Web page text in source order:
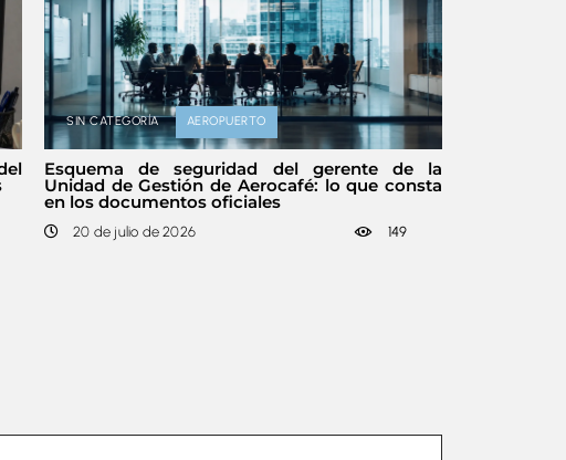
SIN CATEGORÍA AEROPUERTO
Esquema de seguridad del gerente de la
Unidad de Gestión de Aerocafé: lo que consta
en los documentos oficiales
20 de julio de 2026 149